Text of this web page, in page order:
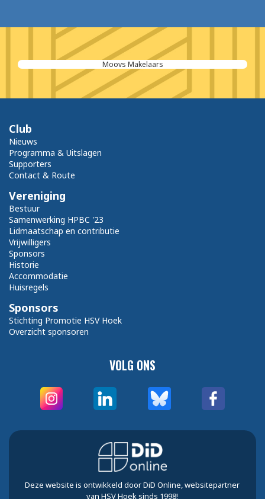
Moovs Makelaars
VOLG ONS
Club
Nieuws
Programma & Uitslagen
Supporters
Contact & Route
Vereniging
Bestuur
Samenwerking HPBC '23
Lidmaatschap en contributie
Vrijwilligers
Sponsors
Historie
Accommodatie
Huisregels
Sponsors
Stichting Promotie HSV Hoek
Overzicht sponsoren
Deze website is ontwikkeld door DiD Online, websitepartner
van HSV Hoek sinds 1998!